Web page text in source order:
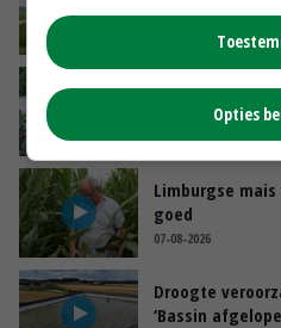
Oekraïne-
de ambassade
Limburgse
goed
07-08-2026
Droogte
‘Bassin
Opties